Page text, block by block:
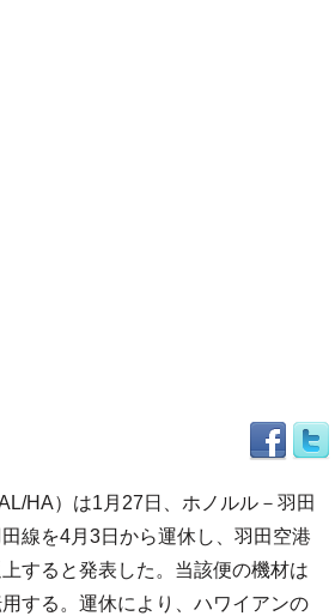
HA）は1月27日、ホノルル－羽田
線を4月3日から運休し、羽田空港
すると発表した。当該便の機材は
する。運休により、ハワイアンの